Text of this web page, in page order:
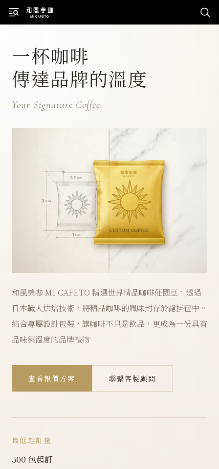
一杯咖啡
傳達品牌的溫度
Your Signature Coffee
和風美咖 MI CAFETO 精選世界精品咖啡莊園豆，透過
日本職人烘焙技術，將精品咖啡的風味封存於濾掛包中。
結合專屬設計包裝，讓咖啡不只是飲品，更成為一份具有
品味與溫度的品牌禮物
查看報價方案 聯繫客製顧問
最低起訂量
500 包起訂